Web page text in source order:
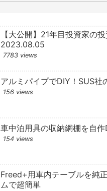
【大公開】21年目投資家の
2023.08.05
7783 views
アルミパイプでDIY！SUS
156 views
車中泊用具の収納網棚を自
154 views
Freed+用車内テーブルを純
ムで超簡単